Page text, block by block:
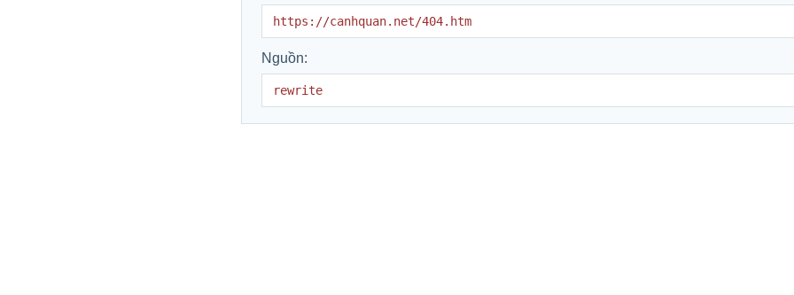
https://canhquan.net/404.htm
Nguồn:
rewrite